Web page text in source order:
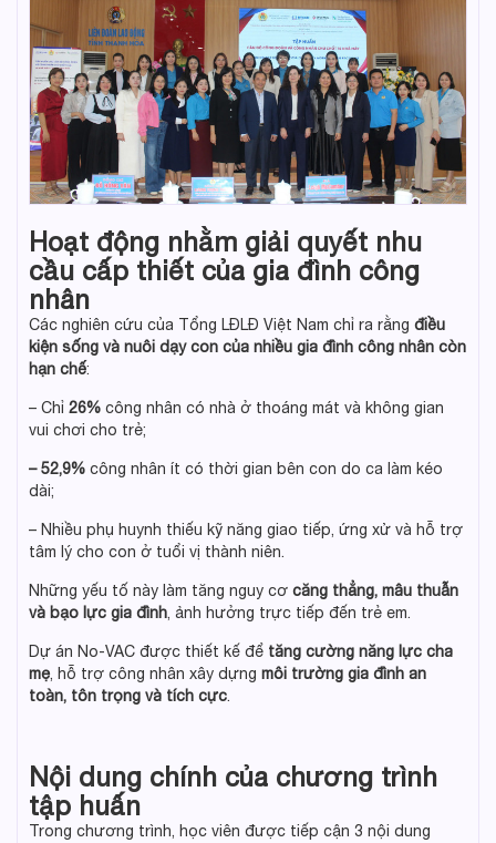
Hoạt động nhằm giải quyết nhu
cầu cấp thiết của gia đình công
nhân
Các nghiên cứu của Tổng LĐLĐ Việt Nam chỉ ra rằng điều
kiện sống và nuôi dạy con của nhiều gia đình công nhân còn
hạn chế:
– Chỉ 26% công nhân có nhà ở thoáng mát và không gian
vui chơi cho trẻ;
– 52,9% công nhân ít có thời gian bên con do ca làm kéo
dài;
– Nhiều phụ huynh thiếu kỹ năng giao tiếp, ứng xử và hỗ trợ
tâm lý cho con ở tuổi vị thành niên.
Những yếu tố này làm tăng nguy cơ căng thẳng, mâu thuẫn
và bạo lực gia đình, ảnh hưởng trực tiếp đến trẻ em.
Dự án No-VAC được thiết kế để tăng cường năng lực cha
mẹ, hỗ trợ công nhân xây dựng môi trường gia đình an
toàn, tôn trọng và tích cực.
Nội dung chính của chương trình
tập huấn
Trong chương trình, học viên được tiếp cận 3 nội dung